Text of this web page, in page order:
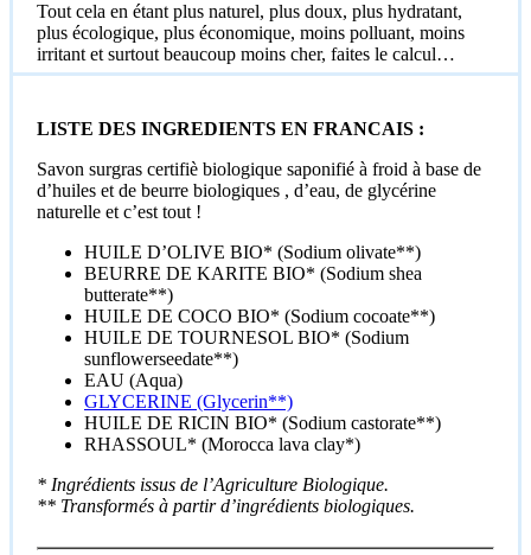
Tout cela en étant plus naturel, plus doux, plus hydratant,
plus écologique, plus économique, moins polluant, moins
irritant et surtout beaucoup moins cher, faites le calcul…
LISTE DES INGREDIENTS EN FRANCAIS :
Savon surgras certifiè biologique saponifié à froid à base de
d’huiles et de beurre biologiques , d’eau, de glycérine
naturelle et c’est tout !
HUILE D’OLIVE BIO* (Sodium olivate**)
BEURRE DE KARITE BIO* (Sodium shea
butterate**)
HUILE DE COCO BIO* (Sodium cocoate**)
HUILE DE TOURNESOL BIO* (Sodium
sunflowerseedate**)
EAU (Aqua)
GLYCERINE (Glycerin**)
HUILE DE RICIN BIO* (Sodium castorate**)
RHASSOUL* (Morocca lava clay*)
* Ingrédients issus de l’Agriculture Biologique.
** Transformés à partir d’ingrédients biologiques.